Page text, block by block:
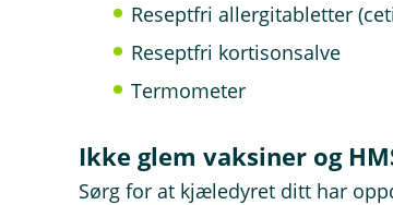
Reseptfri allergitabletter
Reseptfri kortisonsalve
Termometer
Ikke glem vaksiner og
Sørg for at kjæledyret ditt har